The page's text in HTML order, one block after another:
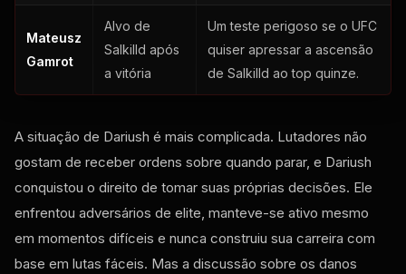
Mateusz
Gamrot
Alvo de
Salkilld após
a vitória
Um teste perigoso se o UFC
quiser apressar a ascensão
de Salkilld ao top quinze.
A situação de Dariush é mais complicada. Lutadores não
gostam de receber ordens sobre quando parar, e Dariush
conquistou o direito de tomar suas próprias decisões. Ele
enfrentou adversários de elite, manteve-se ativo mesmo
em momentos difíceis e nunca construiu sua carreira com
base em lutas fáceis. Mas a discussão sobre os danos